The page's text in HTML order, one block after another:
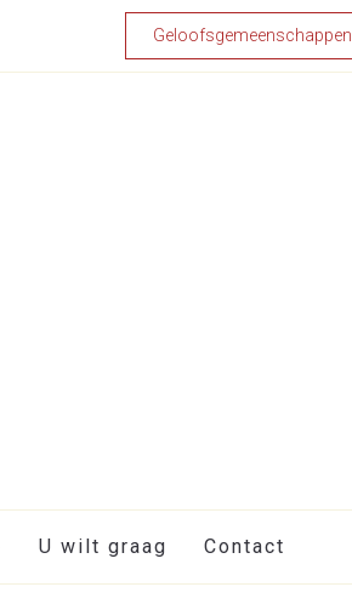
Geloofsgemeenschappen
U wilt graag Contact